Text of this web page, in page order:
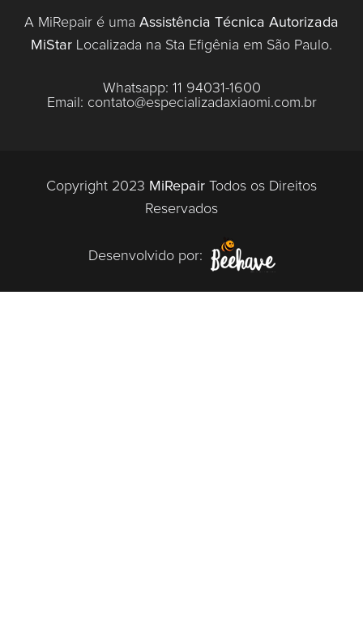
A MiRepair é uma Assistência Técnica Autorizada
MiStar Localizada na Sta Efigênia em São Paulo.
Whatsapp: 11 94031-1600
Email: contato@especializadaxiaomi.com.br
Copyright 2023 MiRepair Todos os Direitos
Reservados
Desenvolvido por: